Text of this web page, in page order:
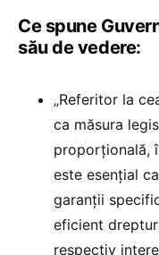
Ce spune
său de vedere:
„Referitor la
ca măsura
proporțională,
este esențial
garanții
eficient
respectiv